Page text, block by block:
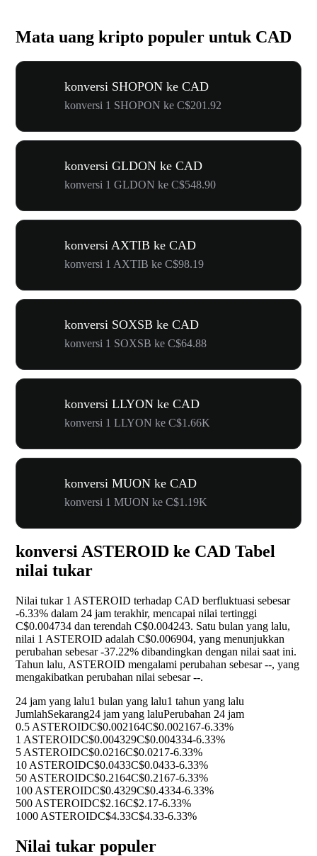
Mata uang kripto populer untuk CAD
konversi SHOPON ke CAD
konversi 1 SHOPON ke C$201.92
konversi GLDON ke CAD
konversi 1 GLDON ke C$548.90
konversi AXTIB ke CAD
konversi 1 AXTIB ke C$98.19
konversi SOXSB ke CAD
konversi 1 SOXSB ke C$64.88
konversi LLYON ke CAD
konversi 1 LLYON ke C$1.66K
konversi MUON ke CAD
konversi 1 MUON ke C$1.19K
konversi ASTEROID ke CAD Tabel
nilai tukar
Nilai tukar 1 ASTEROID terhadap CAD berfluktuasi sebesar
-6.33% dalam 24 jam terakhir, mencapai nilai tertinggi
C$0.004734 dan terendah C$0.004243. Satu bulan yang lalu,
nilai 1 ASTEROID adalah C$0.006904, yang menunjukkan
perubahan sebesar-37.22% dibandingkan dengan nilai saat ini.
Tahun lalu, ASTEROID mengalami perubahan sebesar--, yang
mengakibatkan perubahan nilai sebesar--.
24 jam yang lalu1 bulan yang lalu1 tahun yang lalu
JumlahSekarang24 jam yang laluPerubahan 24 jam
0.5 ASTEROIDC$0.002164C$0.002167-6.33%
1 ASTEROIDC$0.004329C$0.004334-6.33%
5 ASTEROIDC$0.0216C$0.0217-6.33%
10 ASTEROIDC$0.0433C$0.0433-6.33%
50 ASTEROIDC$0.2164C$0.2167-6.33%
100 ASTEROIDC$0.4329C$0.4334-6.33%
500 ASTEROIDC$2.16C$2.17-6.33%
1000 ASTEROIDC$4.33C$4.33-6.33%
Nilai tukar populer